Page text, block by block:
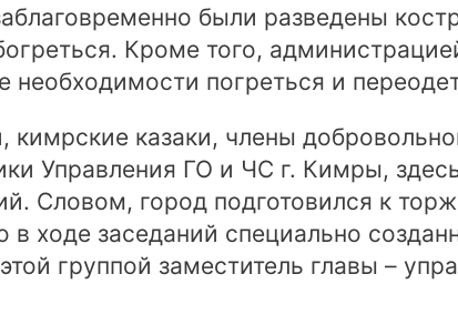
были разведены
Кроме того,
погреться и
казаки, члены
Управления ГО и ЧС г. Кимры,
Словом, город подготовился к
ходе заседаний специально
группой заместитель главы –